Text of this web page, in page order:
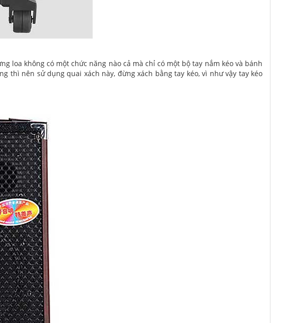
loa không có một chức năng nào cả mà chỉ có một bộ tay nắm kéo và bánh
thì nên sử dụng quai xách này, đừng xách bằng tay kéo, vì như vậy tay kéo